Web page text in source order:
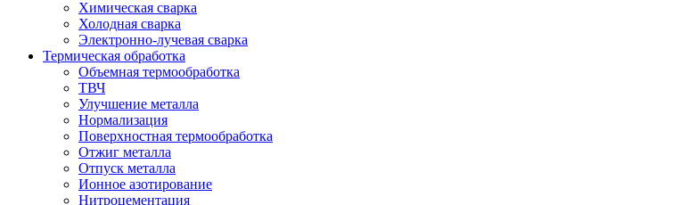
Химическая сварка
Холодная сварка
Электронно-лучевая сварка
Термическая обработка
Объемная термообработка
ТВЧ
Улучшение металла
Нормализация
Поверхностная термообработка
Отжиг металла
Отпуск металла
Ионное азотирование
Нитроцементация